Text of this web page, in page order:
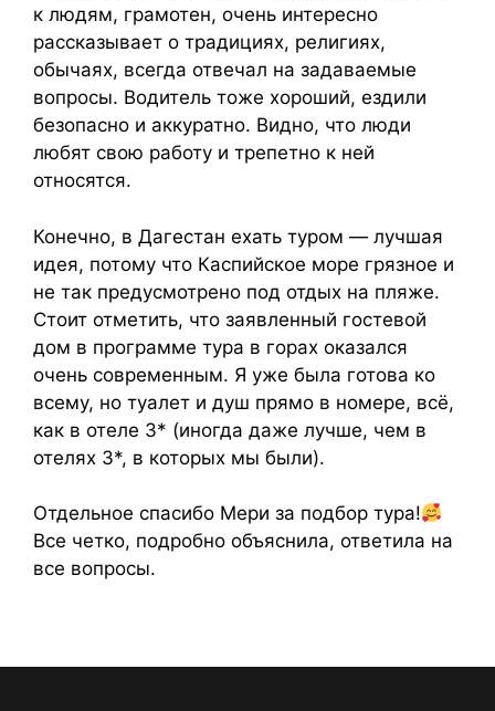
к людям, грамотен, очень интересно
рассказывает о традициях, религиях,
обычаях, всегда отвечал на задаваемые
вопросы. Водитель тоже хороший, ездили
безопасно и аккуратно. Видно, что люди
любят свою работу и трепетно к ней
относятся.
Конечно, в Дагестан ехать туром — лучшая
идея, потому что Каспийское море грязное и
не так предусмотрено под отдых на пляже.
Стоит отметить, что заявленный гостевой
дом в программе тура в горах оказался
очень современным. Я уже была готова ко
всему, но туалет и душ прямо в номере, всё,
как в отеле 3* (иногда даже лучше, чем в
отелях 3*, в которых мы были).
Отдельное спасибо Мери за подбор тура!
Все четко, подробно объяснила, ответила на
все вопросы.